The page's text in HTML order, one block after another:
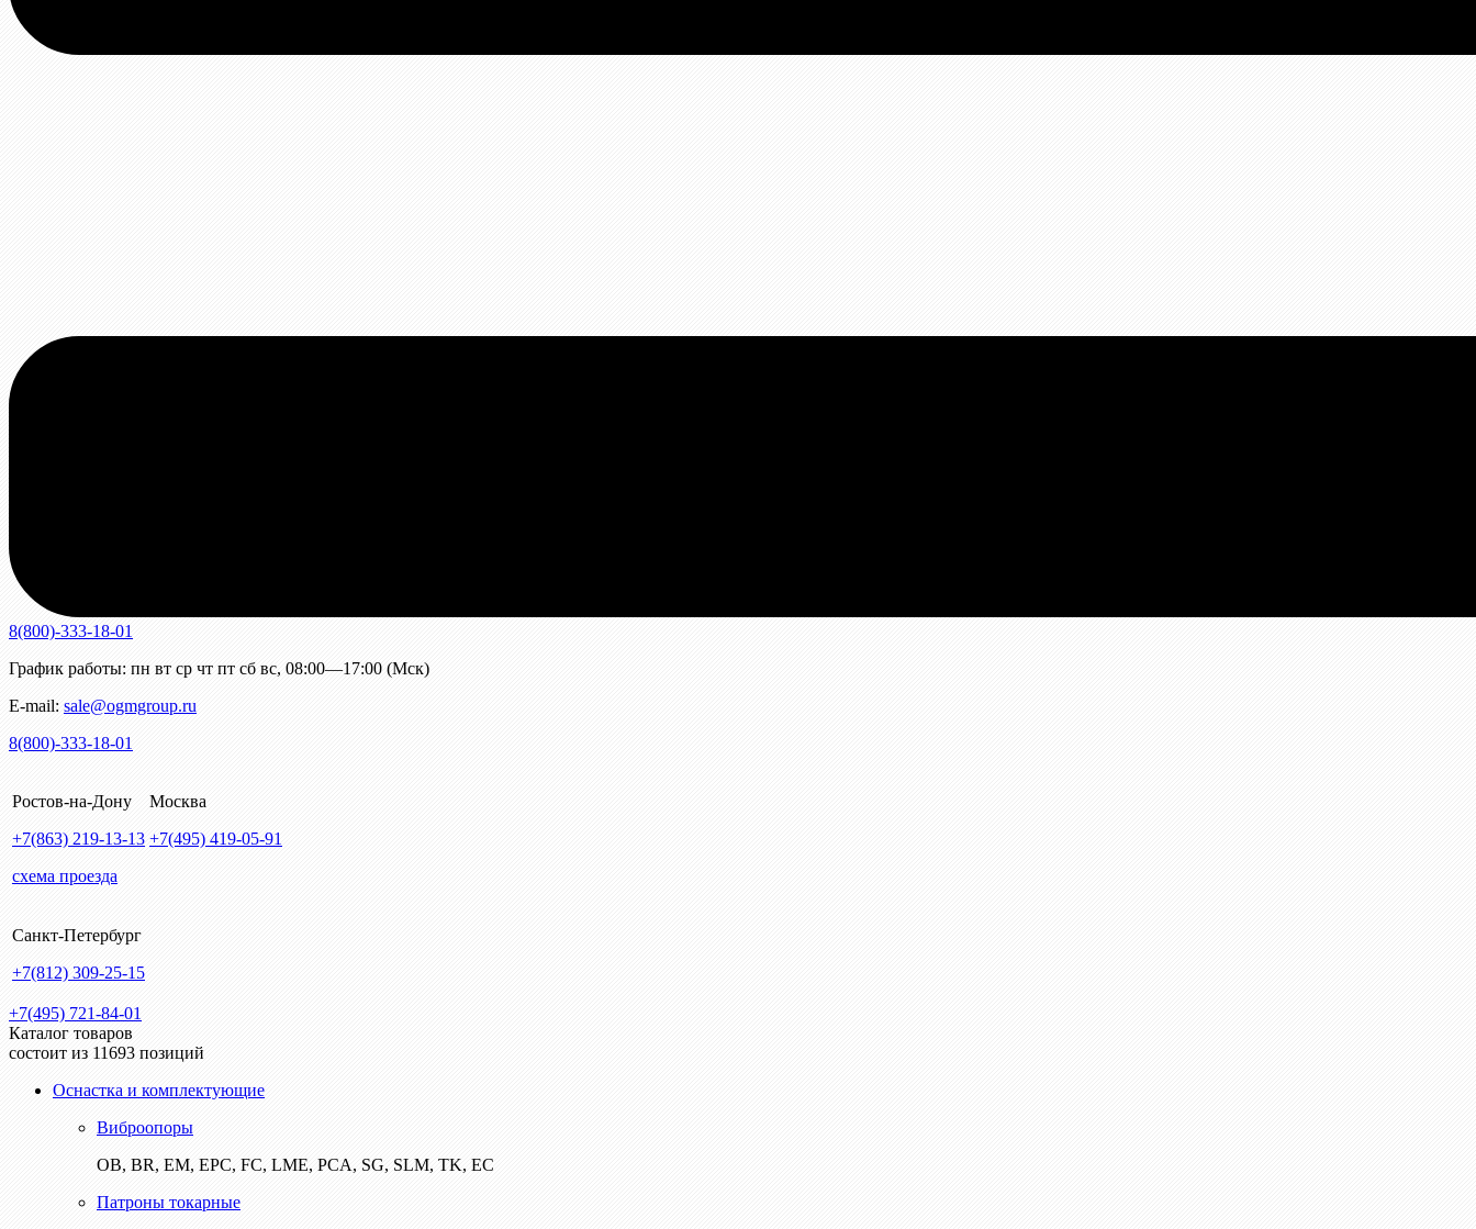
8(800)-333-18-01
График работы: пн вт ср чт пт сб вс, 08:00—17:00 (Мск)
E-mail: sale@ogmgroup.ru
8(800)-333-18-01
Ростов-на-Дону
+7(863) 219-13-13
схема проезда
Москва
+7(495) 419-05-91
Санкт-Петербург
+7(812) 309-25-15
+7(495) 721-84-01
Каталог товаров
состоит из 11693 позиций
Оснастка и комплектующие
Виброопоры
ОВ, BR, EM, EPC, FC, LME, PCA, SG, SLM, TK, EC
Патроны токарные